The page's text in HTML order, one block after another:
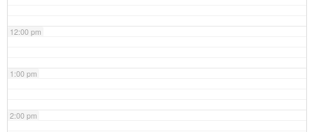
12:00 pm
1:00 pm
2:00 pm